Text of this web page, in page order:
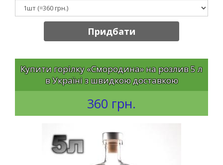
Придбати
Купити горілку «Смородина» на розлив 5 л
в Україні з швидкою доставкою
360 грн.